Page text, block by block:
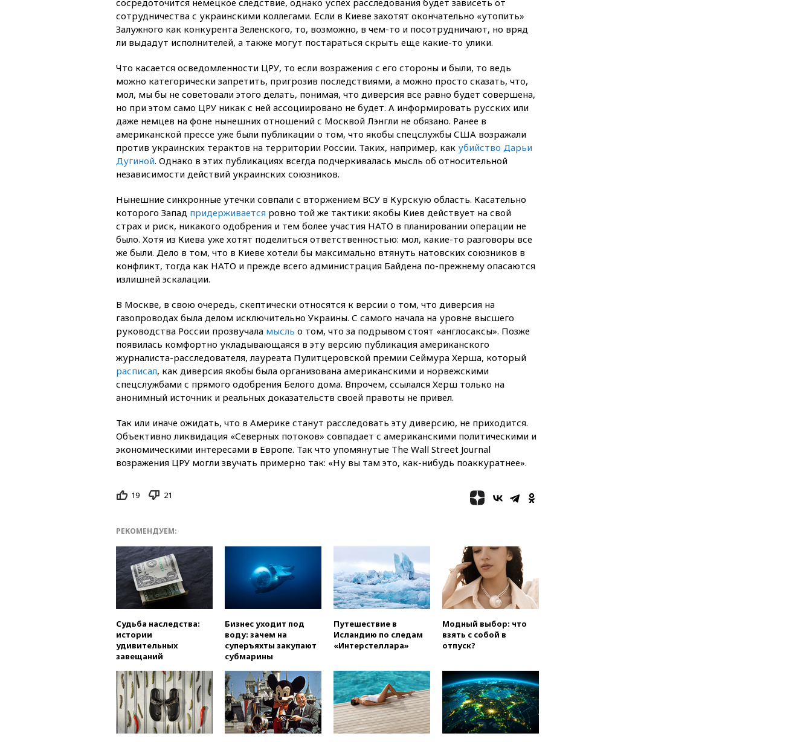
качество жилья в Нью-Йорке и
России
02:30 Трамп попросил
отпустить его с круглого стола
войну»
01:35 Мигрант погиб при
попытке попасть из Марокко в
Сеуту на параплане
00:30FT: ЕС не готов принять в
блок Украину из-за уровня
коррупции
вчера, 23:35 Лукашенко
ЕС
вчера, 22:59На башню
ресторана «Армения» в
Москве вернут утраченную
скульптуру балерины
вчера, 22:45Литовец
вчера, 22:28Бессент
анонсировал скорое
соглашение о прекращении
огня США и Ирана
вчера, 22:15Три человека
получили ножевые ранения
при нападении в Чехии
вчера, 22:00
РЛС для Белгородской
области
вчера, 21:56 The Atlantic: Маск
отказал Украине в
После пожара на
вчера, 21:26
Лидеры сборной
РФ по гимнастике получили
официальный отказ в визах от
Хорватии
вчера, 21:15
Пентагон
опубликовал 16 новых видео с
вчера, 21:00На границе
Украины с Польшей скопилось
вчера, 20:53Швыдкой:
«Интервидение» точно
пройдет в 2026 году
вчера, 20:45 ПВО за день
сбила еще 75 украинских
сотрудничества с украинскими коллегами. Если в Киеве захотят окончательно «утопить»
Залужного как конкурента Зеленского, то, возможно, в чем-то и посотрудничают, но вряд
ли выдадут исполнителей, а также могут постараться скрыть еще какие-то улики.
Что касается осведомленности ЦРУ, то если возражения с его стороны и были, то ведь
можно категорически запретить, пригрозив последствиями, а можно просто сказать, что,
мол, мы бы не советовали этого делать, понимая, что диверсия все равно будет совершена,
но при этом само ЦРУ никак с ней ассоциировано не будет. А информировать русских или
даже немцев на фоне нынешних отношений с Москвой Лэнгли не обязано. Ранее в
американской прессе уже были публикации о том, что якобы спецслужбы США возражали
против украинских терактов на территории России. Таких, например, как убийство Дарьи
Дугиной. Однако в этих публикациях всегда подчеркивалась мысль об относительной
независимости действий украинских союзников.
Нынешние синхронные утечки совпали с вторжением ВСУ в Курскую область. Касательно
которого Запад придерживается ровно той же тактики: якобы Киев действует на свой
страх и риск, никакого одобрения и тем более участия НАТО в планировании операции не
было. Хотя из Киева уже хотят поделиться ответственностью: мол, какие-то разговоры все
же были. Дело в том, что в Киеве хотели бы максимально втянуть натовских союзников в
конфликт, тогда как НАТО и прежде всего администрация Байдена по-прежнему опасаются
излишней эскалации.
В Москве, в свою очередь, скептически относятся к версии о том, что диверсия на
газопроводах была делом исключительно Украины. С самого начала на уровне высшего
руководства России прозвучала мысль о том, что за подрывом стоят «англосаксы». Позже
появилась комфортно укладывающаяся в эту версию публикация американского
журналиста-расследователя, лауреата Пулитцеровской премии Сеймура Херша, который
расписал, как диверсия якобы была организована американскими и норвежскими
спецслужбами с прямого одобрения Белого дома. Впрочем, ссылался Херш только на
анонимный источник и реальных доказательств своей правоты не привел.
Так или иначе ожидать, что в Америке станут расследовать эту диверсию, не приходится.
Объективно ликвидация «Северных потоков» совпадает с американскими политическими и
экономическими интересами в Европе. Так что упомянутые The Wall Street Journal
возражения ЦРУ могли звучать примерно так: «Ну вы там это, как-нибудь поаккуратнее».
19 21
РЕКОМЕНДУЕМ:
Судьба наследства:
истории
удивительных
завещаний
Бизнес уходит под
воду: зачем на
суперъяхты закупают
субмарины
Путешествие в
Исландию по следам
«Интерстеллара»
Модный выбор: что
взять с собой в
отпуск?